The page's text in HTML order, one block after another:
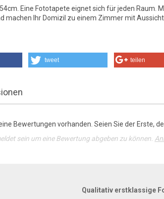
Eine Fototapete eignet sich für jeden Raum.
machen Ihr Domizil zu einem Zimmer mit Aussicht.
tweet teilen
Bewertungen vorhanden. Seien Sie der Erste,
sein um eine Bewertung abgeben zu können.
Qualitativ erstklassige